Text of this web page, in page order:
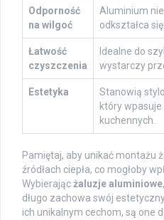
Odporność
na wilgoć
Aluminium
odkształca
Łatwość
czyszczenia
Idealne do
wystarczy
Estetyka
Stanowią
który
kuchennych.
Pamiętaj, aby unikać montażu
źródłach ciepła, co mogłoby
Wybierającżaluzje aluminiowe
długo zachowa swój
ich unikalnym cechom, są one